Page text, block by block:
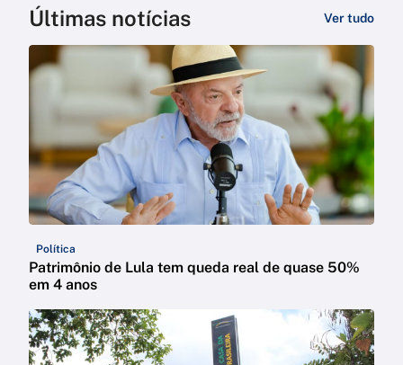
Últimas notícias Ver tudo
Política
Patrimônio de Lula tem queda real de quase 50%
em 4 anos